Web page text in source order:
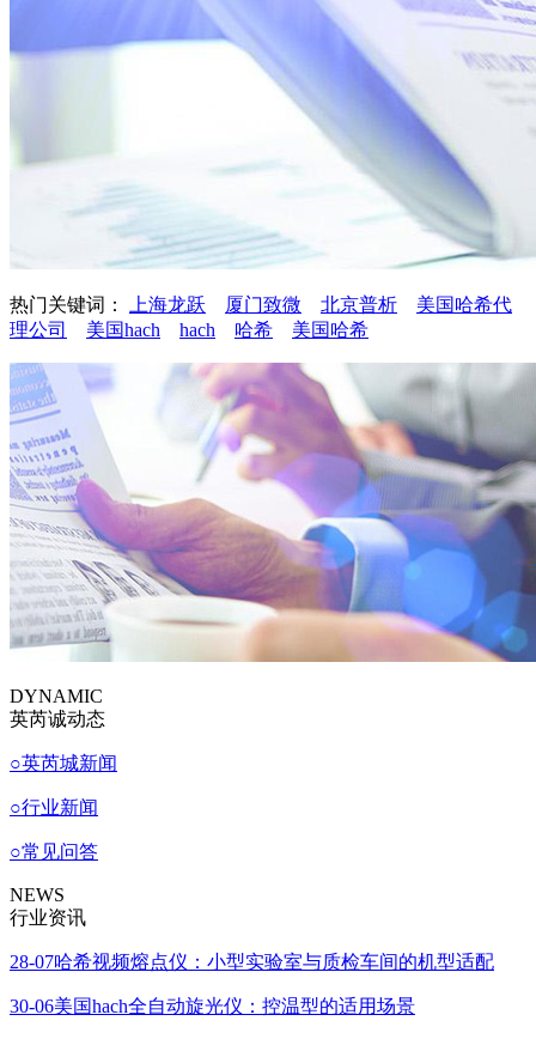
热门关键词： 上海龙跃 厦门致微 北京普析
美国哈希代
理公司
美国hach hach 哈希 美国哈希
DYNAMIC
英芮诚动态
○英芮城新闻
○行业新闻
○常见问答
NEWS
行业资讯
28-07哈希视频熔点仪：小型实验室与质检车间的机型适配
30-06美国hach全自动旋光仪：控温型的适用场景